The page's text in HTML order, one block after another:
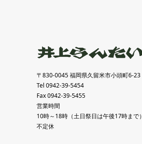
〒830-0045 福岡県久留米市小頭町6-23
Tel 0942-39-5454
Fax 0942-39-5455
営業時間
10時～18時（土日祭日は午後17時まで）
不定休